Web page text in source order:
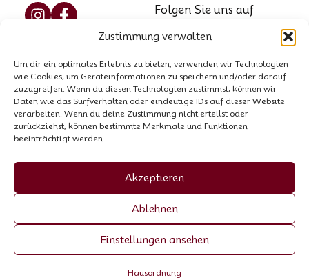
Zustimmung verwalten
Um dir ein optimales Erlebnis zu bieten, verwenden wir Technologien
wie Cookies, um Geräteinformationen zu speichern und/oder darauf
zuzugreifen. Wenn du diesen Technologien zustimmst, können wir
Daten wie das Surfverhalten oder eindeutige IDs auf dieser Website
verarbeiten. Wenn du deine Zustimmung nicht erteilst oder
zurückziehst, können bestimmte Merkmale und Funktionen
beeinträchtigt werden.
Akzeptieren
Ablehnen
Einstellungen ansehen
Hausordnung
Kontakt
Hausordnung
Folgen Sie uns auf
Marzellweg 5, 6458
Vent, AT
Tel.: +43 664 521 8564
E-Mail: info@garni-
stefani.at
70055307
Made by Trockenmann